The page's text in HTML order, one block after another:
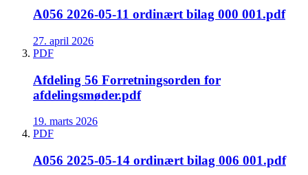
A056 2026-05-11 ordinært bilag 000 001.pdf
27. april 2026
PDF
Afdeling 56 Forretningsorden for
afdelingsmøder.pdf
19. marts 2026
PDF
A056 2025-05-14 ordinært bilag 006 001.pdf